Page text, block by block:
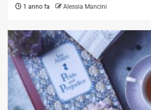
1 anno fa Alessia Mancini